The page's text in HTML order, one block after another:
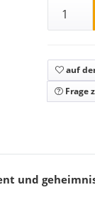
auf
Frage
und